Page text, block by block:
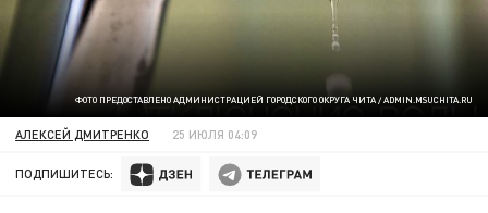
ФОТО ПРЕДОСТАВЛЕНО АДМИНИСТРАЦИЕЙ ГОРОДСКОГО ОКРУГА ЧИТА / ADMIN.MSUCHITA.RU
АЛЕКСЕЙ ДМИТРЕНКО 25 ИЮЛЯ 04:09
ПОДПИШИТЕСЬ: